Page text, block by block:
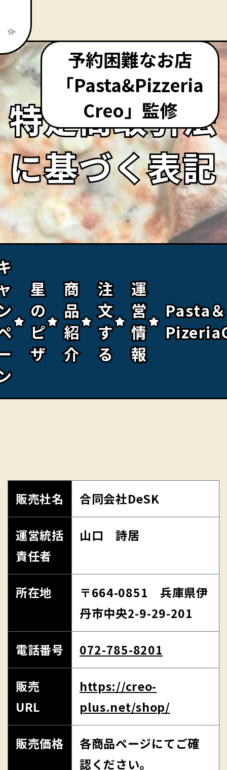
予約困難なお店
「Pasta&Pizzeria
Creo」監修
特定商取引法
に基づく表記
特定商取引法
に基づく表記
星
の
ピ
ザ
星
の
ピ
ザ
商
品
紹
介
商
品
紹
介
注
文
す
る
注
文
す
る
運
営
情
報
運
営
情
報
Pasta＆
Pasta＆
販売社名 合同会社DeSK
運営統括
責任者
山口 詩居
所在地
〒664-0851 兵庫県伊
丹市中央2-9-29-201
電話番号 072-785-8201
販売
URL
https://creo-
plus.net/shop/
販売価格
各商品ページにてご確
認ください。